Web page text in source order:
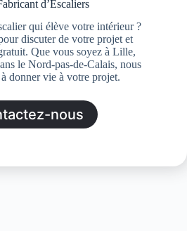
d’Escaliers
qui élève votre intérieur ?
discuter de votre projet et
Que vous soyez à Lille,
le Nord-pas-de-Calais, nous
donner vie à votre projet.
nous